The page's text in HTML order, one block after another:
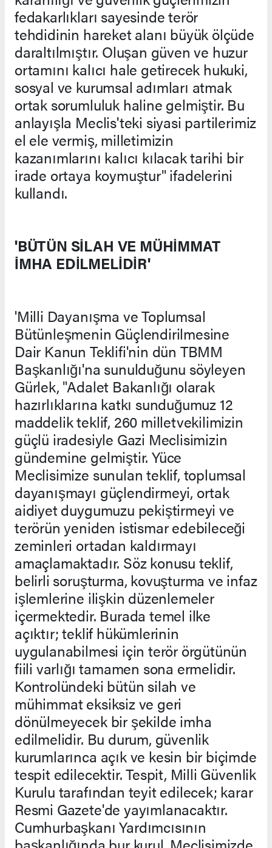
fedakarlıkları sayesinde terör
tehdidinin hareket alanı büyük ölçüde
daraltılmıştır. Oluşan güven ve huzur
ortamını kalıcı hale getirecek hukuki,
sosyal ve kurumsal adımları atmak
ortak sorumluluk haline gelmiştir. Bu
anlayışla Meclis'teki siyasi partilerimiz
el ele vermiş, milletimizin
kazanımlarını kalıcı kılacak tarihi bir
irade ortaya koymuştur" ifadelerini
kullandı.
'BÜTÜN SİLAH VE MÜHİMMAT
İMHA EDİLMELİDİR'
'Milli Dayanışma ve Toplumsal
Bütünleşmenin Güçlendirilmesine
Dair Kanun Teklifi'nin dün TBMM
Başkanlığı'na sunulduğunu söyleyen
Gürlek, "Adalet Bakanlığı olarak
hazırlıklarına katkı sunduğumuz 12
maddelik teklif, 260 milletvekilimizin
güçlü iradesiyle Gazi Meclisimizin
gündemine gelmiştir. Yüce
Meclisimize sunulan teklif, toplumsal
dayanışmayı güçlendirmeyi, ortak
aidiyet duygumuzu pekiştirmeyi ve
terörün yeniden istismar edebileceği
zeminleri ortadan kaldırmayı
amaçlamaktadır. Söz konusu teklif,
belirli soruşturma, kovuşturma ve infaz
işlemlerine ilişkin düzenlemeler
içermektedir. Burada temel ilke
açıktır; teklif hükümlerinin
uygulanabilmesi için terör örgütünün
fiili varlığı tamamen sona ermelidir.
Kontrolündeki bütün silah ve
mühimmat eksiksiz ve geri
dönülmeyecek bir şekilde imha
edilmelidir. Bu durum, güvenlik
kurumlarınca açık ve kesin bir biçimde
tespit edilecektir. Tespit, Milli Güvenlik
Kurulu tarafından teyit edilecek; karar
Resmi Gazete'de yayımlanacaktır.
Cumhurbaşkanı Yardımcısının